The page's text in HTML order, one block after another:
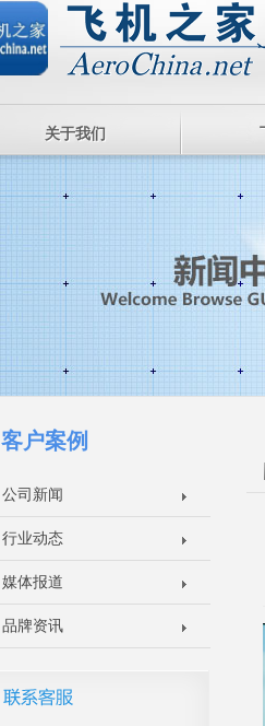
关于我们
客户案例
公司新闻
行业动态
媒体报道
品牌资讯